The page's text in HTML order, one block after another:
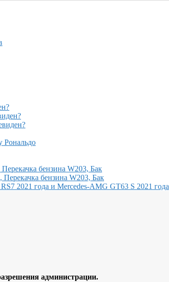
бензина W203, Бак
бензина W203, Бак
2021 года и Mercedes-AMG GT63 S 2021 года
администрации.